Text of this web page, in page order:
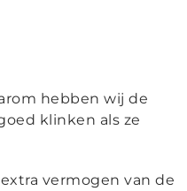
hebben wij de
klinken als ze
vermogen van de